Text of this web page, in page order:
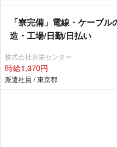
「寮完備」電線・ケーブ
造・工場/日勤/日払い
株式会社京栄センター
時給1,370円
派遣社員 / 東京都